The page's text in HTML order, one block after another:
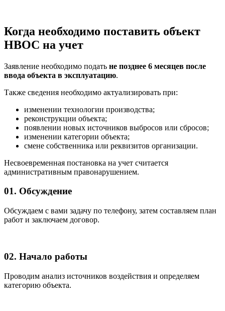
Когда необходимо поставить объект
НВОС на учет
Заявление необходимо подать не позднее 6 месяцев после
ввода объекта в эксплуатацию.
Также сведения необходимо актуализировать при:
изменении технологии производства;
реконструкции объекта;
появлении новых источников выбросов или сбросов;
изменении категории объекта;
смене собственника или реквизитов организации.
Несвоевременная постановка на учет считается
административным правонарушением.
01. Обсуждение
Обсуждаем с вами задачу по телефону, затем составляем план
работ и заключаем договор.
02. Начало работы
Проводим анализ источников воздействия и определяем
категорию объекта.